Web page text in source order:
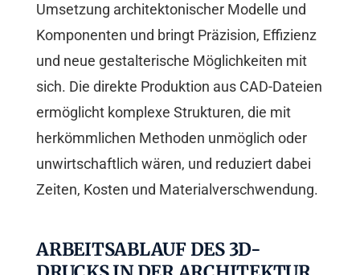
Umsetzung architektonischer Modelle und
Komponenten und bringt Präzision, Effizienz
und neue gestalterische Möglichkeiten mit
sich. Die direkte Produktion aus CAD-Dateien
ermöglicht komplexe Strukturen, die mit
herkömmlichen Methoden unmöglich oder
unwirtschaftlich wären, und reduziert dabei
Zeiten, Kosten und Materialverschwendung.
ARBEITSABLAUF DES 3D-